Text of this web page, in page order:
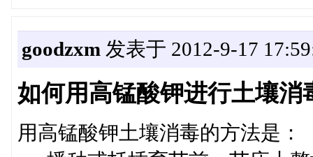
goodzxm 发表于 2012-9-17
如何用高锰酸钾进行土壤消
用高锰酸钾土壤消毒的方法是：